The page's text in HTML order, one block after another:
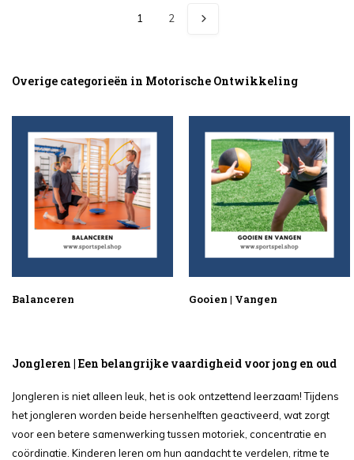
1 2
Overige categorieën in Motorische Ontwikkeling
Balanceren Gooien | Vangen
Jongleren | Een belangrijke vaardigheid voor jong en oud
Jongleren is niet alleen leuk, het is ook ontzettend leerzaam! Tijdens
het jongleren worden beide hersenhelften geactiveerd, wat zorgt
voor een betere samenwerking tussen motoriek, concentratie en
coördinatie. Kinderen leren om hun aandacht te verdelen, ritme te